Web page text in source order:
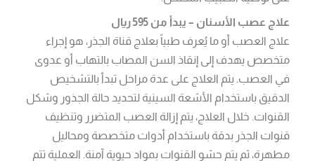
علاج عصب الأسنان – يبدأ من 595 ريال
علاج العصب أو ما يُعرف طبياً بعلاج قناة الجذر، هو إجراء
متخصص يهدف إلى إنقاذ السن المصاب بالتهاب أو عدوى
في العصب. يتم العلاج على عدة مراحل تبدأ بالتشخيص
الدقيق باستخدام الأشعة السينية لتحديد حالة الجذور وشكل
القنوات. خلال العلاج، يتم إزالة العصب المتضرر وتنظيف
قنوات الجذر بدقة باستخدام أدوات متخصصة ومحاليل
مطهرة، ثم يتم حشو القنوات بمواد حيوية آمنة. العملية تتم